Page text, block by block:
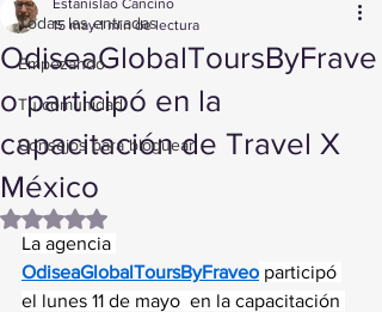
Todas las entradas
Empezando
Tu comunidad
Consejos para bloguear
OdiseaGlobalToursByFrave
o participó en la
capacitación de Travel X
México
Estanislao Cancino
15 may 1 min de lectura
Obtuvo NaN de 5 estrellas.
La agencia
OdiseaGlobalToursByFraveo participó
el lunes 11 de mayo  en la capacitación